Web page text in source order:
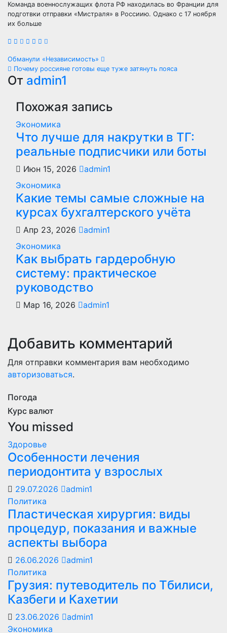
Команда военнослужащих флота РФ находилась во Франции для
подготвки отправки «Мистраля» в Россиию. Однако с 17 ноября
их больше
Навигация
по
записям
Обманули «Независимость»
Почему россияне готовы еще туже затянуть пояса
От admin1
Похожая запись
Экономика
Что лучше для накрутки в ТГ:
реальные подписчики или боты
Июн 15, 2026
admin1
Экономика
Какие темы самые сложные на
курсах бухгалтерского учёта
Апр 23, 2026
admin1
Экономика
Как выбрать гардеробную
систему: практическое
руководство
Мар 16, 2026 admin1
Добавить комментарий
Для отправки комментария вам необходимо
авторизоваться.
Погода
Курс валют
You missed
Здоровье
Особенности лечения
периодонтита у взрослых
29.07.2026
admin1
Политика
Пластическая хирургия: виды
процедур, показания и важные
аспекты выбора
26.06.2026
admin1
Политика
Грузия: путеводитель по Тбилиси,
Казбеги и Кахетии
23.06.2026
admin1
Экономика